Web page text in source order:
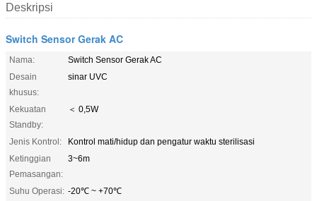
Deskripsi
Switch Sensor Gerak AC
Nama:
Switch Sensor Gerak AC
Desain
khusus:
sinar UVC
Kekuatan
Standby:
＜ 0,5W
Jenis Kontrol:
Kontrol mati/hidup dan pengatur waktu sterilisasi
Ketinggian
Pemasangan:
3~6m
Suhu Operasi: -20℃ ~ +70℃